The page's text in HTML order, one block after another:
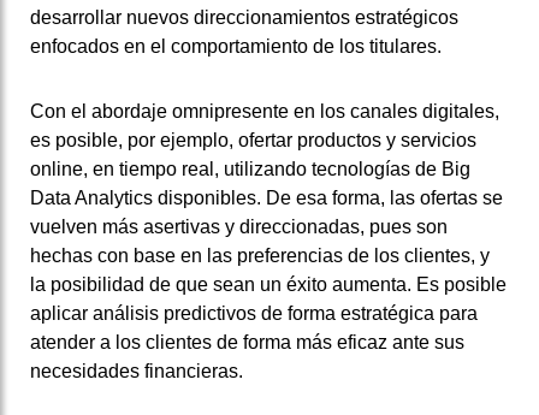
desarrollar nuevos direccionamientos estratégicos
enfocados en el comportamiento de los titulares.
Con el abordaje omnipresente en los canales digitales,
es posible, por ejemplo, ofertar productos y servicios
online, en tiempo real, utilizando tecnologías de Big
Data Analytics disponibles. De esa forma, las ofertas se
vuelven más asertivas y direccionadas, pues son
hechas con base en las preferencias de los clientes, y
la posibilidad de que sean un éxito aumenta. Es posible
aplicar análisis predictivos de forma estratégica para
atender a los clientes de forma más eficaz ante sus
necesidades financieras.